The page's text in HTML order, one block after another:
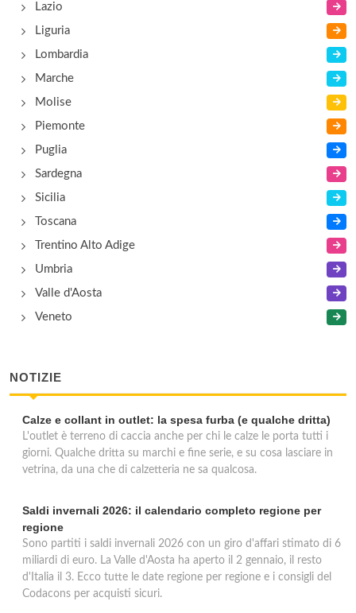
Lazio
Liguria
Lombardia
Marche
Molise
Piemonte
Puglia
Sardegna
Sicilia
Toscana
Trentino Alto Adige
Umbria
Valle d'Aosta
Veneto
NOTIZIE
Calze e collant in outlet: la spesa furba (e qualche dritta)
L'outlet è terreno di caccia anche per chi le calze le porta tutti i
giorni. Qualche dritta su marchi e fine serie, e su cosa lasciare in
vetrina, da una che di calzetteria ne sa qualcosa.
Saldi invernali 2026: il calendario completo regione per
regione
Sono partiti i saldi invernali 2026 con un giro d'affari stimato di 6
miliardi di euro. La Valle d'Aosta ha aperto il 2 gennaio, il resto
d'Italia il 3. Ecco tutte le date regione per regione e i consigli del
Codacons per acquisti sicuri.